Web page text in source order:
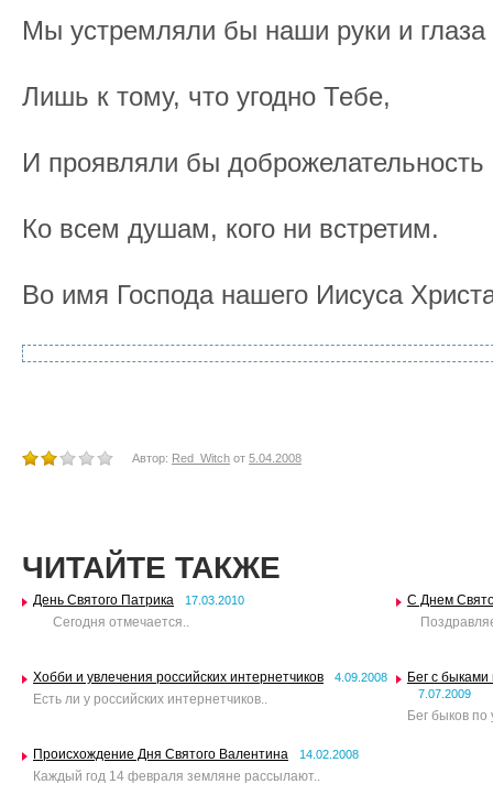
Мы устремляли бы наши руки и глаза
Лишь к тому, что угодно Тебе,
И проявляли бы доброжелательность
Ко всем душам, кого ни встретим.
Во имя Господа нашего Иисуса
Автор: Red_Witch от 5.04.2008
ЧИТАЙТЕ ТАКЖЕ
День Святого Патрика 17.03.2010
Сегодня отмечается..
С Днем
Хобби и увлечения российских интернетчиков 4.09.2008
Есть ли у российских интернетчиков..
Бег с
7.07.2009
Бег быков
Происхождение Дня Святого Валентина 14.02.2008
Каждый год 14 февраля земляне рассылают..